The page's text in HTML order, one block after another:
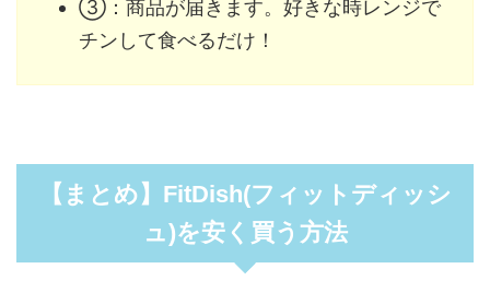
③：商品が届きます。好きな時レンジで
チンして食べるだけ！
【まとめ】FitDish(フィットディッシ
ュ)を安く買う方法